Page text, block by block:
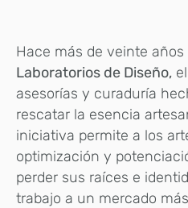
Hace más de veinte
Laboratorios de Diseño,
asesorías y curaduría
rescatar la esencia
iniciativa permite a los
optimización y
perder sus raíces e
trabajo a un mercado